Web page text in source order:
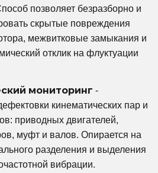
позволяет безразборно и
скрытые повреждения
межвитковые замыкания и
отклик на флуктуации
мониторинг -
кинематических пар и
приводных двигателей,
муфт и валов. Опирается на
разделения и выделения
вибрации.